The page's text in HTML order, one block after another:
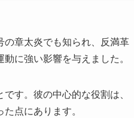
の章太炎でも知られ、反満革
に強い影響を与えました。
す。彼の中心的な役割は、
点にあります。